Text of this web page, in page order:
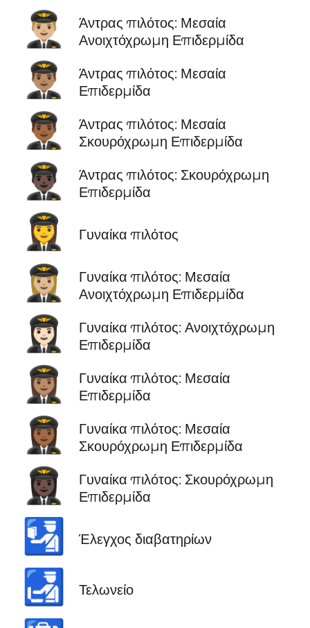
👨🏼‍✈️
Άντρας πιλότος: Μεσαία
Ανοιχτόχρωμη Επιδερμίδα
👨🏽‍✈️
Άντρας πιλότος: Μεσαία
Επιδερμίδα
👨🏾‍✈️
Άντρας πιλότος: Μεσαία
Σκουρόχρωμη Επιδερμίδα
👨🏿‍✈️
Άντρας πιλότος: Σκουρόχρωμη
Επιδερμίδα
👩‍✈️ Γυναίκα πιλότος
👩🏼‍✈️
Γυναίκα πιλότος: Μεσαία
Ανοιχτόχρωμη Επιδερμίδα
👩🏻‍✈️
Γυναίκα πιλότος: Ανοιχτόχρωμη
Επιδερμίδα
👩🏽‍✈️
Γυναίκα πιλότος: Μεσαία
Επιδερμίδα
👩🏾‍✈️
Γυναίκα πιλότος: Μεσαία
Σκουρόχρωμη Επιδερμίδα
👩🏿‍✈️
Γυναίκα πιλότος: Σκουρόχρωμη
Επιδερμίδα
🛂 Έλεγχος διαβατηρίων
🛃 Τελωνείο